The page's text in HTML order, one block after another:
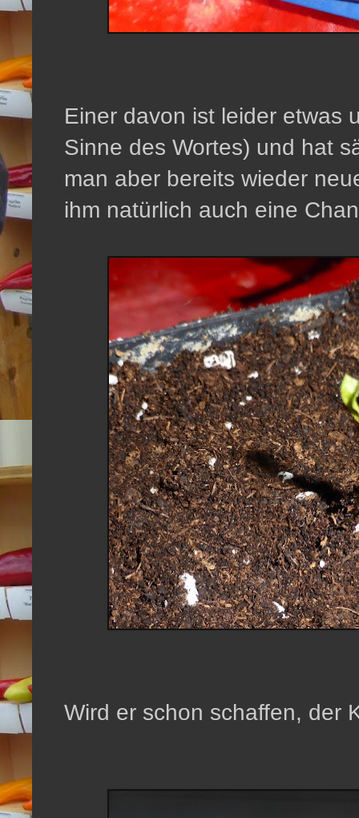
Einer davon ist leider etwas
Sinne des Wortes) und hat
man aber bereits wieder
ihm natürlich auch eine
Wird er schon schaffen, der